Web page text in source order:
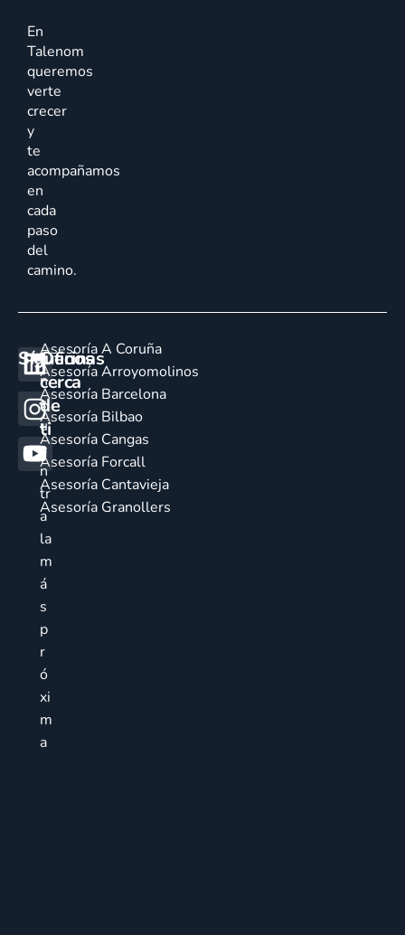
En
Talenom
queremos
verte
crecer
y
te
acompañamos
en
cada
paso
del
camino.
Síguenos
Oficinas
cerca
de
ti
E
n
c
u
e
n
tr
a
la
m
á
s
p
r
ó
xi
m
a
Asesoría A Coruña
Asesoría Arroyomolinos
Asesoría Barcelona
Asesoría Bilbao
Asesoría Cangas
Asesoría Forcall
Asesoría Cantavieja
Asesoría Granollers